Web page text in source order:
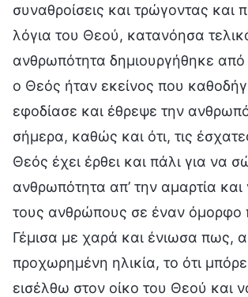
συναθροίσεις και τρώγοντας και
λόγια του Θεού, κατανόησα
ανθρωπότητα δημιουργήθηκε από
ο Θεός ήταν εκείνος που
εφοδίασε και έθρεψε την
σήμερα, καθώς και ότι, τις
Θεός έχει έρθει και πάλι για να
ανθρωπότητα απ’ την αμαρτία και
τους ανθρώπους σε έναν όμορφο
Γέμισα με χαρά και ένιωσα πως,
προχωρημένη ηλικία, το ότι
εισέλθω στον οίκο του Θεού και